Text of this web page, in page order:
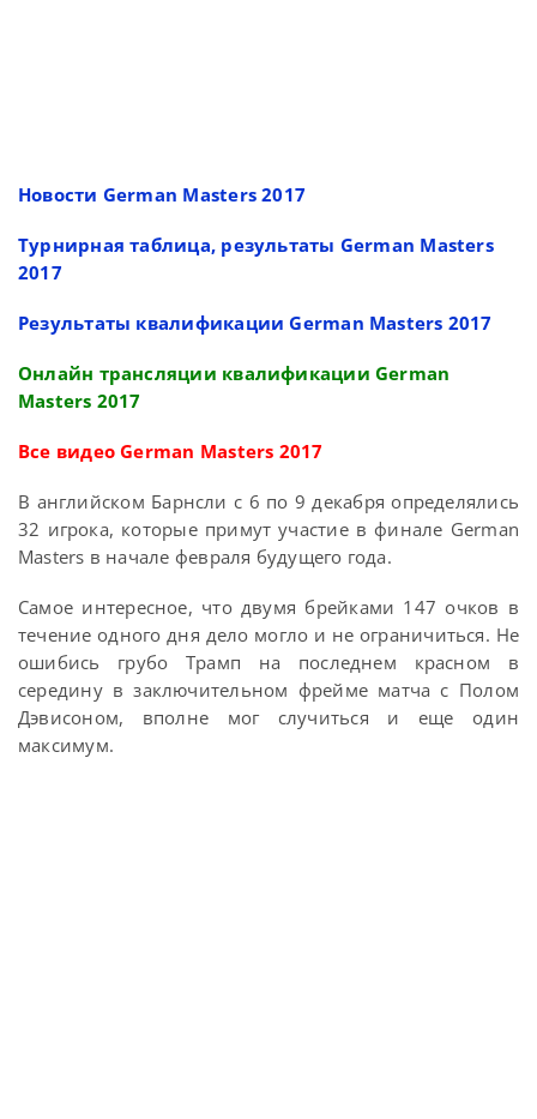
Новости German Masters 2017
Турнирная таблица, результаты German Masters
2017
Результаты квалификации German Masters 2017
Онлайн трансляции квалификации German
Masters 2017
Все видео German Masters 2017
В английском Барнсли с 6 по 9 декабря определялись
32 игрока, которые примут участие в финале German
Masters в начале февраля будущего года.
Самое интересное, что двумя брейками 147 очков в
течение одного дня дело могло и не ограничиться. Не
ошибись грубо Трамп на последнем красном в
середину в заключительном фрейме матча с Полом
Дэвисоном, вполне мог случиться и еще один
максимум.